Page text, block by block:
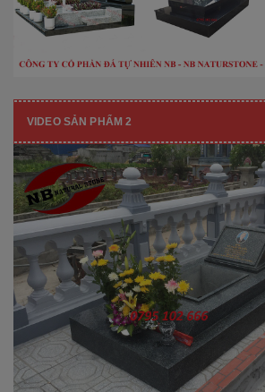
VIDEO SẢN PHẨM 2